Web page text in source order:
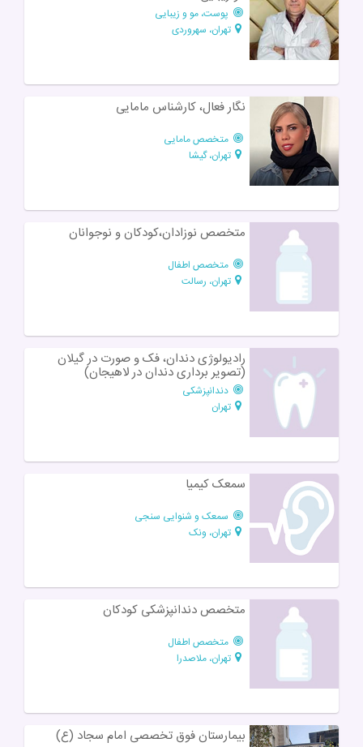
پوست، مو و زیبایی
تهران، سهروردی
نگار فعال، کارشناس مامایی
متخصص مامایی
تهران، گیشا
متخصص نوزادان،کودکان و نوجوانان
متخصص اطفال
تهران، رسالت
رادیولوژی دندان، فک و صورت در گیلان
(تصویر برداری دندان در لاهیجان)
دندانپزشکی
تهران
سمعک کیمیا
سمعک و شنوایی سنجی
تهران، ونک
متخصص دندانپزشکی کودکان
متخصص اطفال
تهران، ملاصدرا
بیمارستان فوق تخصصی امام سجاد (ع)